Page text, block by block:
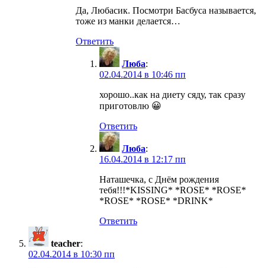
Да, Любасик. Посмотри Басбуса называется,
тоже из манки делается…
Ответить
Люба:
02.04.2014 в 10:46 пп
хорошо..как на диету сяду, так сразу
приготовлю 😀
Ответить
Люба:
16.04.2014 в 12:17 пп
Наташечка, с Днём рождения
тебя!!!*KISSING* *ROSE* *ROSE*
*ROSE* *ROSE* *DRINK*
Ответить
teacher:
02.04.2014 в 10:30 пп